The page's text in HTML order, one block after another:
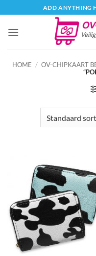
naar
inhoud
ADD ANYTHING
HOME / OV-CHIPKAART